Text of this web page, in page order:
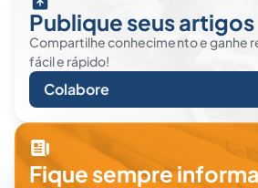
Publique seus artigos
Compartilhe conhecimento e ganhe
fácil e rápido!
Colabore
Fique sempre